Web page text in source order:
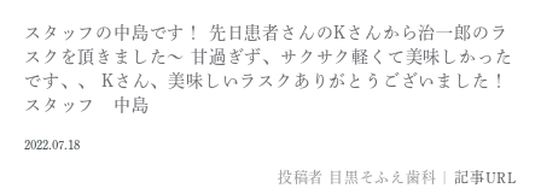
スタッフの中島です！ 先日患者さんのKさんから治一郎のラ
スクを頂きました〜 甘過ぎず、サクサク軽くて美味しかった
です、、 Kさん、美味しいラスクありがとうございました！
スタッフ 中島
2022.07.18
投稿者 目黒そふえ歯科 記事URL